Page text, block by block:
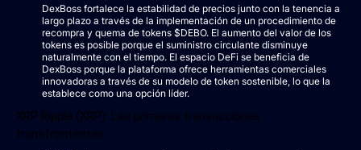
DexBoss fortalece la estabilidad de precios junto con la tenencia a
largo plazo a través de la implementación de un procedimiento de
recompra y quema de tokens $DEBO. El aumento del valor de los
tokens es posible porque el suministro circulante disminuye
naturalmente con el tiempo. El espacio DeFi se beneficia de
DexBoss porque la plataforma ofrece herramientas comerciales
innovadoras a través de su modelo de token sostenible, lo que la
establece como una opción líder.
XRP Ripple (XRP): Las primeras transacciones
transfronterizas